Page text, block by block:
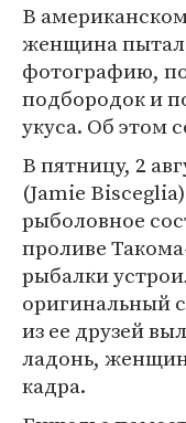
В
женщина
фотографию,
подбородок и
укуса. Об этом
В пятницу, 2
(Jamie
рыболовное
проливе
рыбалки
оригинальный
из ее друзей
ладонь,
кадра.